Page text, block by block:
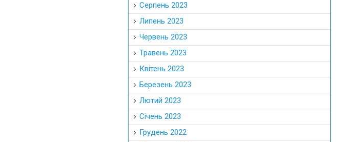
Серпень 2023
Липень 2023
Червень 2023
Травень 2023
Квітень 2023
Березень 2023
Лютий 2023
Січень 2023
Грудень 2022